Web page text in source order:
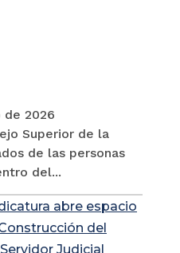
de 2026
Superior de la
de las personas
del...
abre espacio
del
Judicial